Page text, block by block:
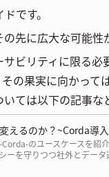
です。
先に広大な可能性
ビリティに限る
の果実に向かっ
ては以下の記事な
えるのか？~Corda導
のユースケースを紹
ーを守りつつ社外とデー
とは既存システムにはでき